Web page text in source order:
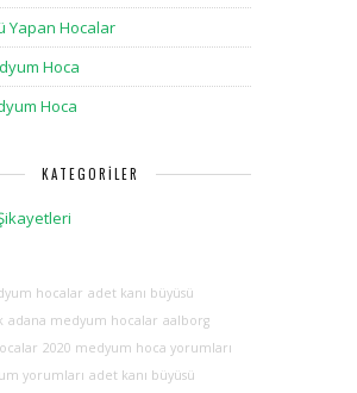
Yapan Hocalar
Hoca
Hoca
KATEGORILER
hocalar adet kanı büyüsü
adana medyum hocalar aalborg
2020 medyum hoca yorumları
yorumları adet kanı büyüsü